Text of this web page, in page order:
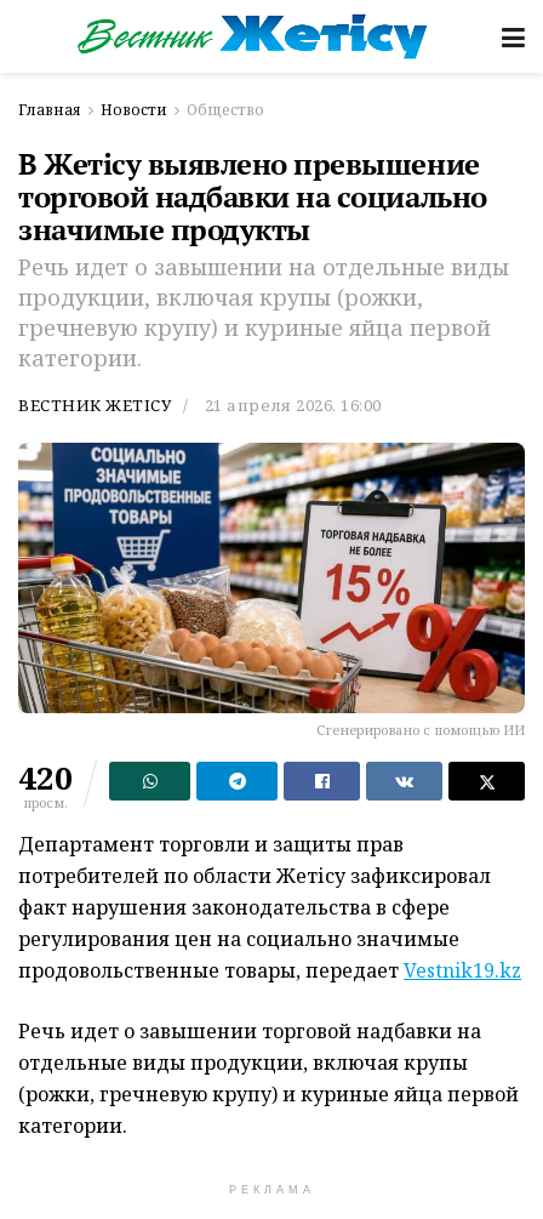
Главная Новости Общество
В Жетісу выявлено превышение
торговой надбавки на социально
значимые продукты
Речь идет о завышении на отдельные виды
продукции, включая крупы (рожки,
гречневую крупу) и куриные яйца первой
категории.
ВЕСТНИК ЖЕТІСУ 21 апреля 2026, 16:00
Сгенерировано с помощью ИИ
420
просм.
Департамент торговли и защиты прав
потребителей по области Жетісу зафиксировал
факт нарушения законодательства в сфере
регулирования цен на социально значимые
продовольственные товары, передаетVestnik19.kz
Речь идет о завышении торговой надбавки на
отдельные виды продукции, включая крупы
(рожки, гречневую крупу) и куриные яйца первой
категории.
РЕКЛАМА